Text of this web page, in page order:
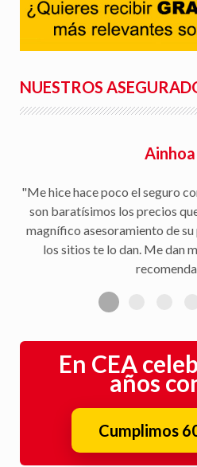
NUESTROS
Ainhoa
"Me hice hace poco el seguro
son baratísimos los precios
magnífico asesoramiento de
los sitios te lo dan. Me dan
En CEA
años
Cumplimos